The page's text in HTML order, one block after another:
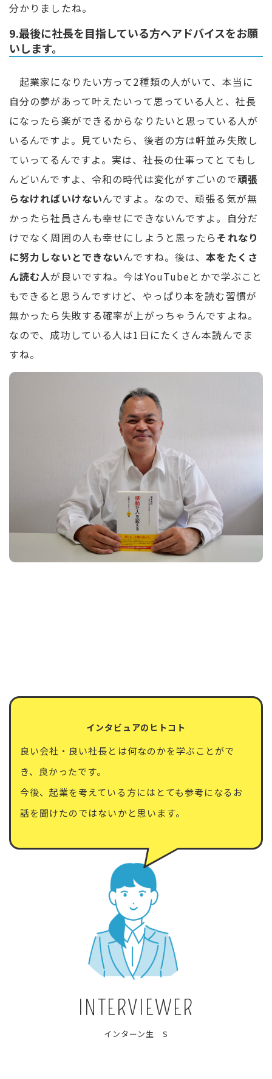
分かりましたね。
9.最後に社長を目指している方へアドバイスをお願
いします。
起業家になりたい方って2種類の人がいて、本当に
自分の夢があって叶えたいって思っている人と、社長
になったら楽ができるからなりたいと思っている人が
いるんですよ。見ていたら、後者の方は軒並み失敗し
ていってるんですよ。実は、社長の仕事ってとてもし
んどいんですよ、令和の時代は変化がすごいので頑張
らなければいけないんですよ。なので、頑張る気が無
かったら社員さんも幸せにできないんですよ。自分だ
けでなく周囲の人も幸せにしようと思ったらそれなり
に努力しないとできないんですね。後は、本をたくさ
ん読む人が良いですね。今はYouTubeとかで学ぶこと
もできると思うんですけど、やっぱり本を読む習慣が
無かったら失敗する確率が上がっちゃうんですよね。
なので、成功している人は1日にたくさん本読んでま
すね。
インタビュアのヒトコト
良い会社・良い社長とは何なのかを学ぶことがで
き、良かったです。
今後、起業を考えている方にはとても参考になるお
話を聞けたのではないかと思います。
INTERVIEWER
インターン生 S